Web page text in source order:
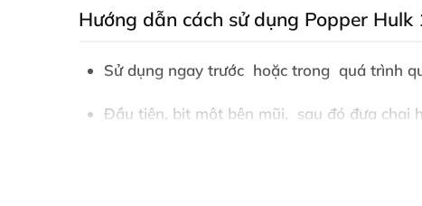
Hướng dẫn cách sử dụng Popper Hulk
Sử dụng ngay trước hoặc trong quá trình
Đầu tiên, bịt một bên mũi, sau đó đưa chai